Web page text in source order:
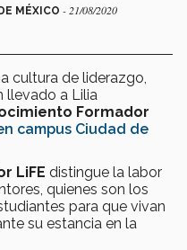
MÉXICO - 21/08/2020
cultura de liderazgo,
llevado a Lilia
Formador
campus Ciudad de
LiFE distingue la labor
quienes son los
para que vivan
su estancia en la